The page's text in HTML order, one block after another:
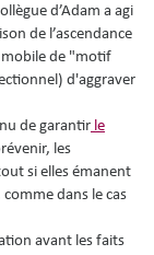
d’Adam a agi
de l’ascendance
mobile de "motif
d'aggraver
de garantir le
les
si elles émanent
dans le cas
avant les faits